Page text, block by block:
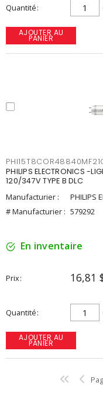
Quantité
AJOUTER AU
PANIER
PHILIPS ELECTRONICS -
120/347V TYPE B DLC
Manufacturier :
PHILIPS
# Manufacturier : 579292
En inventaire
Prix 16,81
Quantité
AJOUTER AU
PANIER